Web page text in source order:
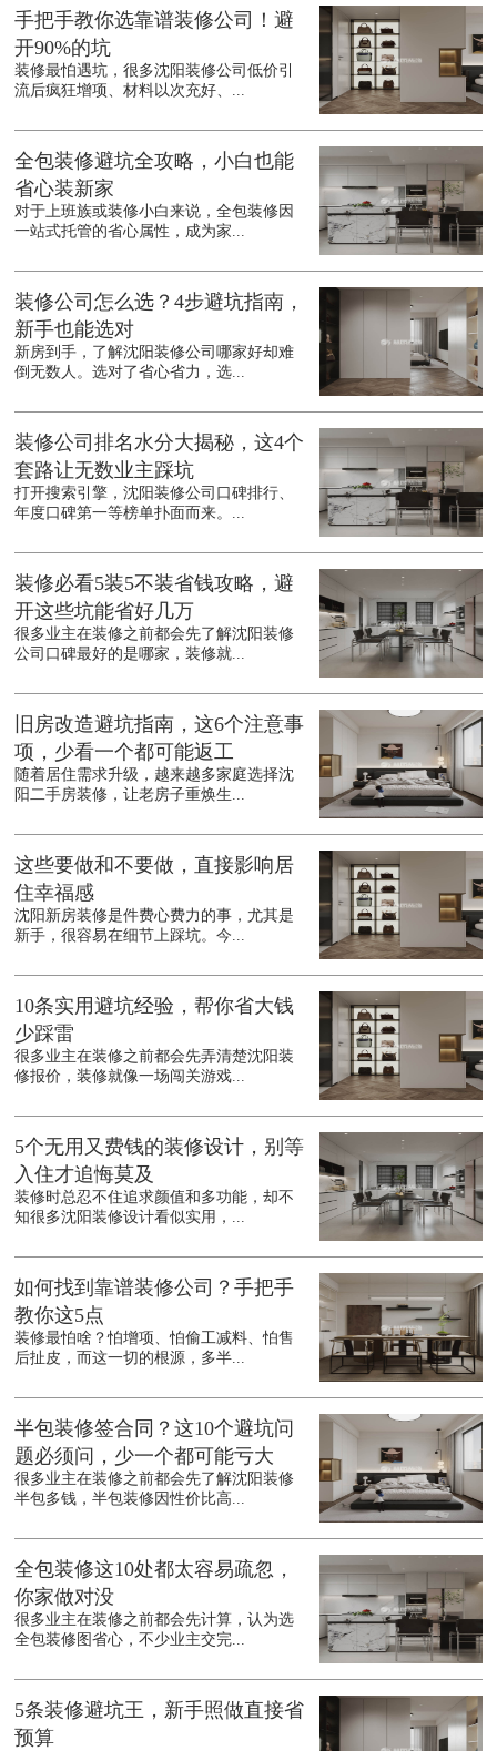
手把手教你选靠谱装修公司！避
开90%的坑
装修最怕遇坑，很多沈阳装修公司低价引
流后疯狂增项、材料以次充好、...
全包装修避坑全攻略，小白也能
省心装新家
对于上班族或装修小白来说，全包装修因
一站式托管的省心属性，成为家...
装修公司怎么选？4步避坑指南，
新手也能选对
新房到手，了解沈阳装修公司哪家好却难
倒无数人。选对了省心省力，选...
装修公司排名水分大揭秘，这4个
套路让无数业主踩坑
打开搜索引擎，沈阳装修公司口碑排行、
年度口碑第一等榜单扑面而来。...
装修必看5装5不装省钱攻略，避
开这些坑能省好几万
很多业主在装修之前都会先了解沈阳装修
公司口碑最好的是哪家，装修就...
旧房改造避坑指南，这6个注意事
项，少看一个都可能返工
随着居住需求升级，越来越多家庭选择沈
阳二手房装修，让老房子重焕生...
这些要做和不要做，直接影响居
住幸福感
沈阳新房装修是件费心费力的事，尤其是
新手，很容易在细节上踩坑。今...
10条实用避坑经验，帮你省大钱
少踩雷
很多业主在装修之前都会先弄清楚沈阳装
修报价，装修就像一场闯关游戏...
5个无用又费钱的装修设计，别等
入住才追悔莫及
装修时总忍不住追求颜值和多功能，却不
知很多沈阳装修设计看似实用，...
如何找到靠谱装修公司？手把手
教你这5点
装修最怕啥？怕增项、怕偷工减料、怕售
后扯皮，而这一切的根源，多半...
半包装修签合同？这10个避坑问
题必须问，少一个都可能亏大
很多业主在装修之前都会先了解沈阳装修
半包多钱，半包装修因性价比高...
全包装修这10处都太容易疏忽，
你家做对没
很多业主在装修之前都会先计算，认为选
全包装修图省心，不少业主交完...
5条装修避坑王，新手照做直接省
预算